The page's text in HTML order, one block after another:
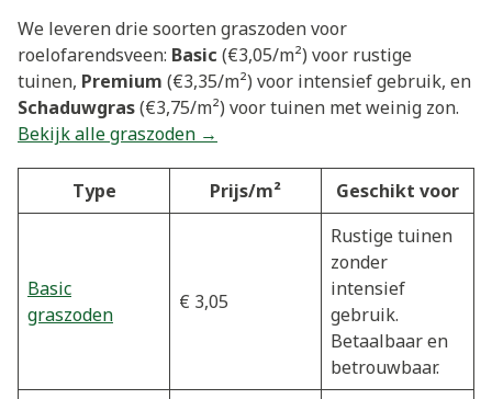
We leveren drie soorten graszoden voor
roelofarendsveen: Basic (€3,05/m²) voor rustige
tuinen, Premium (€3,35/m²) voor intensief gebruik, en
Schaduwgras(€3,75/m²) voor tuinen met weinig zon.
Bekijk alle graszoden →
Type Prijs/m² Geschikt voor
Basic
graszoden
€ 3,05
Rustige tuinen
zonder
intensief
gebruik.
Betaalbaar en
betrouwbaar.